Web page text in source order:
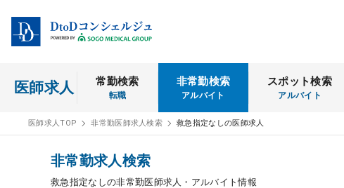
医師求人 常勤検索
転職
非常勤検索
アルバイト
スポット検索
アルバイト
医師求人TOP 非常勤医師求人検索 救急指定なしの医師求人
非常勤求人検索
救急指定なしの非常勤医師求人・アルバイト情報